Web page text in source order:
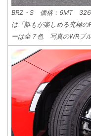
BRZ・S 価格：6MT
は「誰もが楽しめる究極
ーは全７色 写真のWRブ